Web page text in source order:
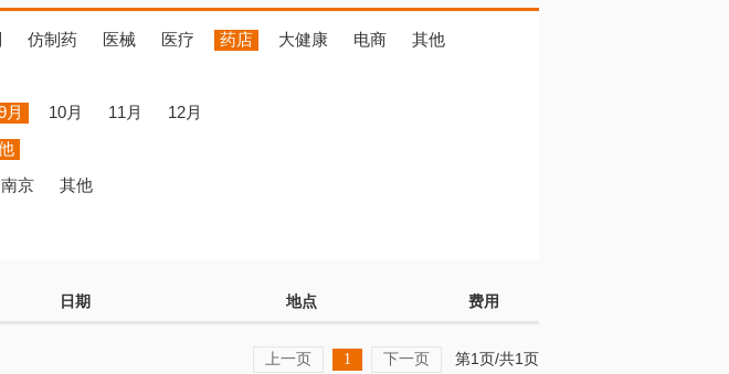
仿制药 医械 医疗 药店 大健康 电商
其他
月 10月 11月
12月
南京
其他
日期 地点 费用
上一页 1 下一页 第1页/共1页